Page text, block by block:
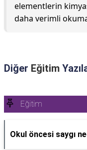
elementlerin
daha verimli
Diğer Eğitim
Eğitim
Okul öncesi saygı